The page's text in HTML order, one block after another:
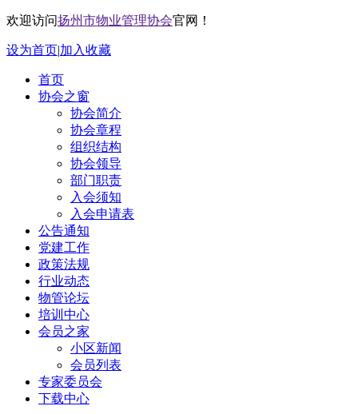
欢迎访问扬州市物业管理协会官网！
设为首页|加入收藏
首页
协会之窗
协会简介
协会章程
组织结构
协会领导
部门职责
入会须知
入会申请表
公告通知
党建工作
政策法规
行业动态
物管论坛
培训中心
会员之家
小区新闻
会员列表
专家委员会
下载中心